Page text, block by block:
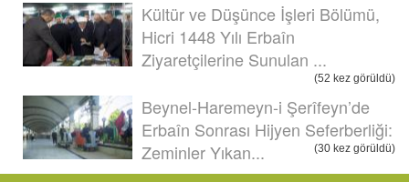
Kültür ve Düşünce İşleri Bölümü,
Hicri 1448 Yılı Erbaîn
Ziyaretçilerine Sunulan ...
(52 kez görüldü)
Beynel-Haremeyn-i Şerîfeyn’de
Erbaîn Sonrası Hijyen Seferberliği:
Zeminler Yıkan...
(30 kez görüldü)